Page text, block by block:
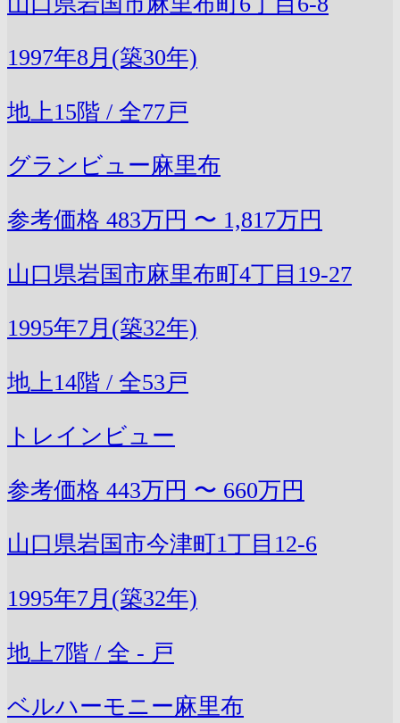
1997年8月(築30年)
地上15階 / 全77戸
グランビュー麻里布
参考価格 483万円 〜 1,817万円
山口県岩国市麻里布町4丁目19-27
1995年7月(築32年)
地上14階 / 全53戸
トレインビュー
参考価格 443万円 〜 660万円
山口県岩国市今津町1丁目12-6
1995年7月(築32年)
地上7階 / 全 - 戸
ベルハーモニー麻里布